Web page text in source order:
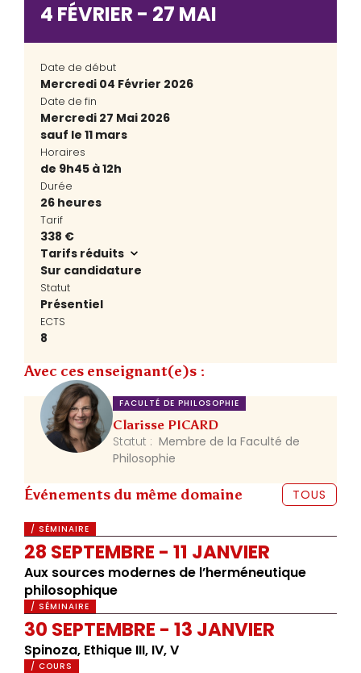
4 FÉVRIER - 27 MAI
Date de début
Mercredi 04 Février 2026
Date de fin
Mercredi 27 Mai 2026
sauf le 11 mars
Horaires
de 9h45 à 12h
Durée
26 heures
Tarif
338 €
Tarifs réduits
Sur candidature
Statut
Présentiel
ECTS
8
Avec ces enseignant(e)s :
FACULTÉ DE PHILOSOPHIE
Clarisse PICARD
Statut : Membre de la Faculté de
Philosophie
Événements du même domaine TOUS
/ SÉMINAIRE
28 SEPTEMBRE - 11 JANVIER
Aux sources modernes de l’herméneutique
philosophique
/ SÉMINAIRE
30 SEPTEMBRE - 13 JANVIER
Spinoza, Ethique III, IV, V
/ COURS